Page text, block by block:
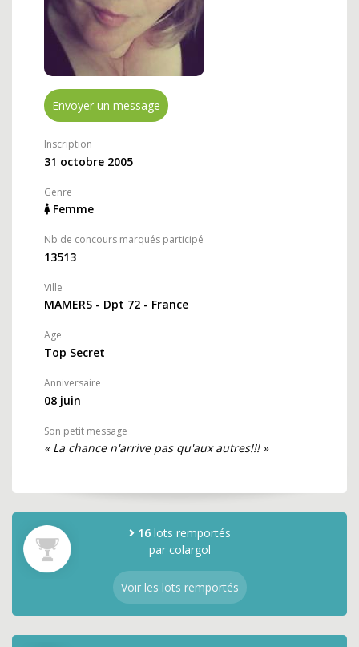
Envoyer un message
Inscription
31 octobre 2005
Genre
Femme
Nb de concours marqués participé
13513
Ville
MAMERS - Dpt 72 - France
Age
Top Secret
Anniversaire
08 juin
Son petit message
« La chance n'arrive pas qu'aux autres!!! »
16lots remportés
par colargol
Voir les lots remportés